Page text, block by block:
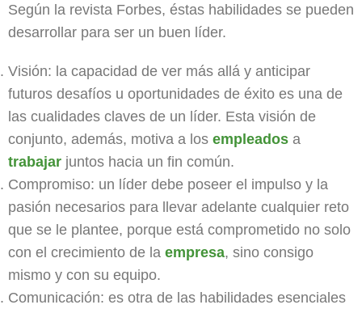
Según la revista Forbes, éstas habilidades se pueden
desarrollar para ser un buen líder.
Visión: la capacidad de ver más allá y anticipar
futuros desafíos u oportunidades de éxito es una de
las cualidades claves de un líder. Esta visión de
conjunto, además, motiva a los empleados a
trabajar juntos hacia un fin común.
Compromiso: un líder debe poseer el impulso y la
pasión necesarios para llevar adelante cualquier reto
que se le plantee, porque está comprometido no solo
con el crecimiento de la empresa, sino consigo
mismo y con su equipo.
Comunicación: es otra de las habilidades esenciales